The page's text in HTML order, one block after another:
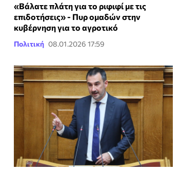
«Βάλατε πλάτη για το ριφιφί με τις
επιδοτήσεις» - Πυρ ομαδών στην
κυβέρνηση για το αγροτικό
Πολιτική 08.01.2026 17:59